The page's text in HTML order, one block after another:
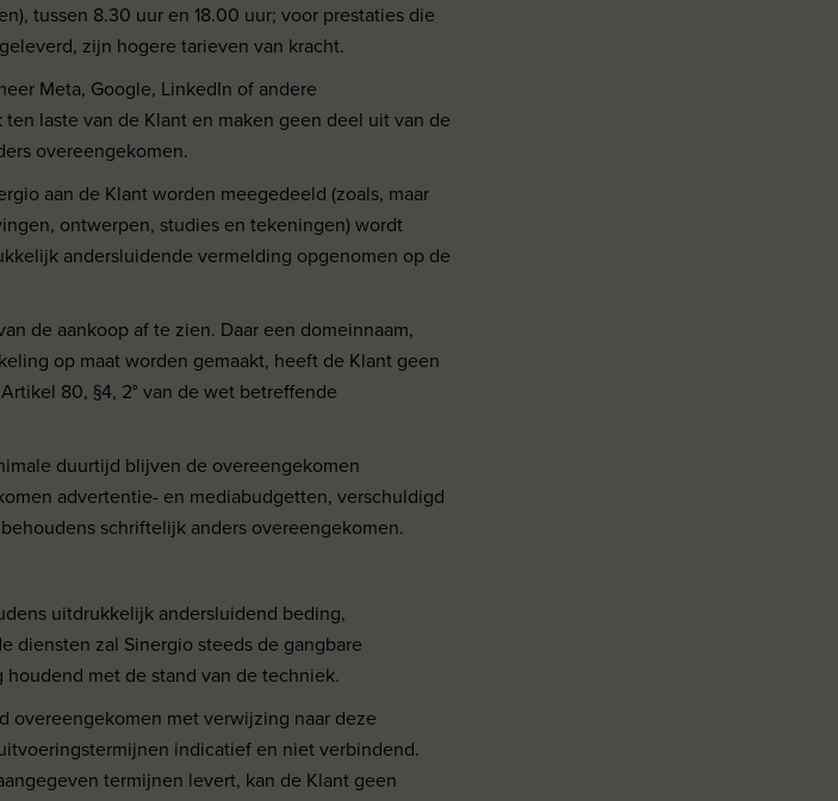
Login
tussen 8.30 uur en 18.00 uur; voor prestaties die
zijn hogere tarieven van kracht.
Meta, Google, LinkedIn of andere
laste van de Klant en maken geen deel uit van de
overeengekomen.
aan de Klant worden meegedeeld (zoals, maar
ontwerpen, studies en tekeningen) wordt
andersluidende vermelding opgenomen op de
de aankoop af te zien. Daar een domeinnaam,
op maat worden gemaakt, heeft de Klant geen
80, §4, 2° van de wet betreffende
duurtijd blijven de overeengekomen
advertentie- en mediabudgetten, verschuldigd
schriftelijk anders overeengekomen.
uitdrukkelijk andersluidend beding,
diensten zal Sinergio steeds de gangbare
met de stand van de techniek.
overeengekomen met verwijzing naar deze
indicatief en niet verbindend.
termijnen levert, kan de Klant geen